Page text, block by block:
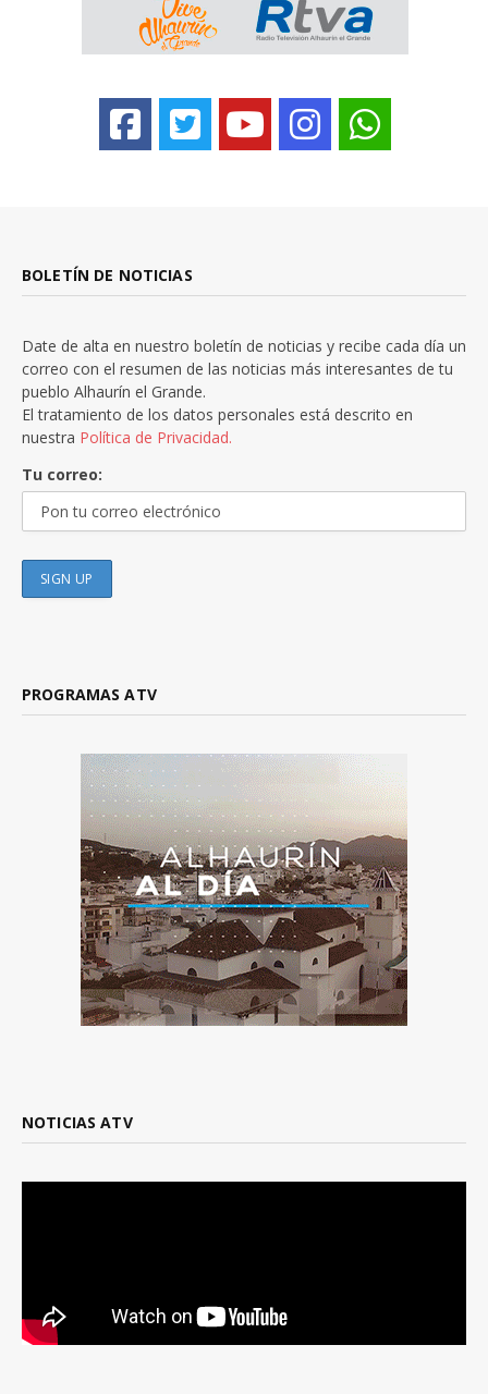
BOLETÍN DE NOTICIAS
Date de alta en nuestro boletín de noticias y recibe cada día un
correo con el resumen de las noticias más interesantes de tu
pueblo Alhaurín el Grande.
El tratamiento de los datos personales está descrito en
nuestra Política de Privacidad.
Tu correo:
PROGRAMAS ATV
NOTICIAS ATV